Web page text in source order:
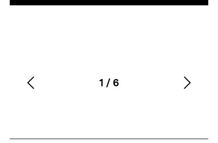
Karussellinhalt
1
von
/ 6
Vorherigen